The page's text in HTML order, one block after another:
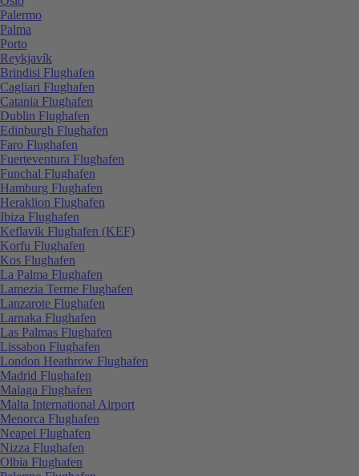
Palermo
Palma
Porto
Reykjavík
Brindisi Flughafen
Cagliari Flughafen
Catania Flughafen
Dublin Flughafen
Edinburgh Flughafen
Faro Flughafen
Fuerteventura Flughafen
Funchal Flughafen
Hamburg Flughafen
Heraklion Flughafen
Ibiza Flughafen
Keflavik Flughafen (KEF)
Korfu Flughafen
Kos Flughafen
La Palma Flughafen
Lamezia Terme Flughafen
Lanzarote Flughafen
Larnaka Flughafen
Las Palmas Flughafen
Lissabon Flughafen
London Heathrow Flughafen
Madrid Flughafen
Malaga Flughafen
Malta International Airport
Menorca Flughafen
Neapel Flughafen
Nizza Flughafen
Olbia Flughafen